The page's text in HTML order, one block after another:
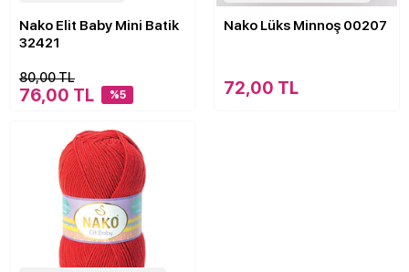
Nako Elit Baby Mini Batik
32421
80,00 TL
76,00 TL %5
Nako Lüks Minnoş 00207
72,00 TL